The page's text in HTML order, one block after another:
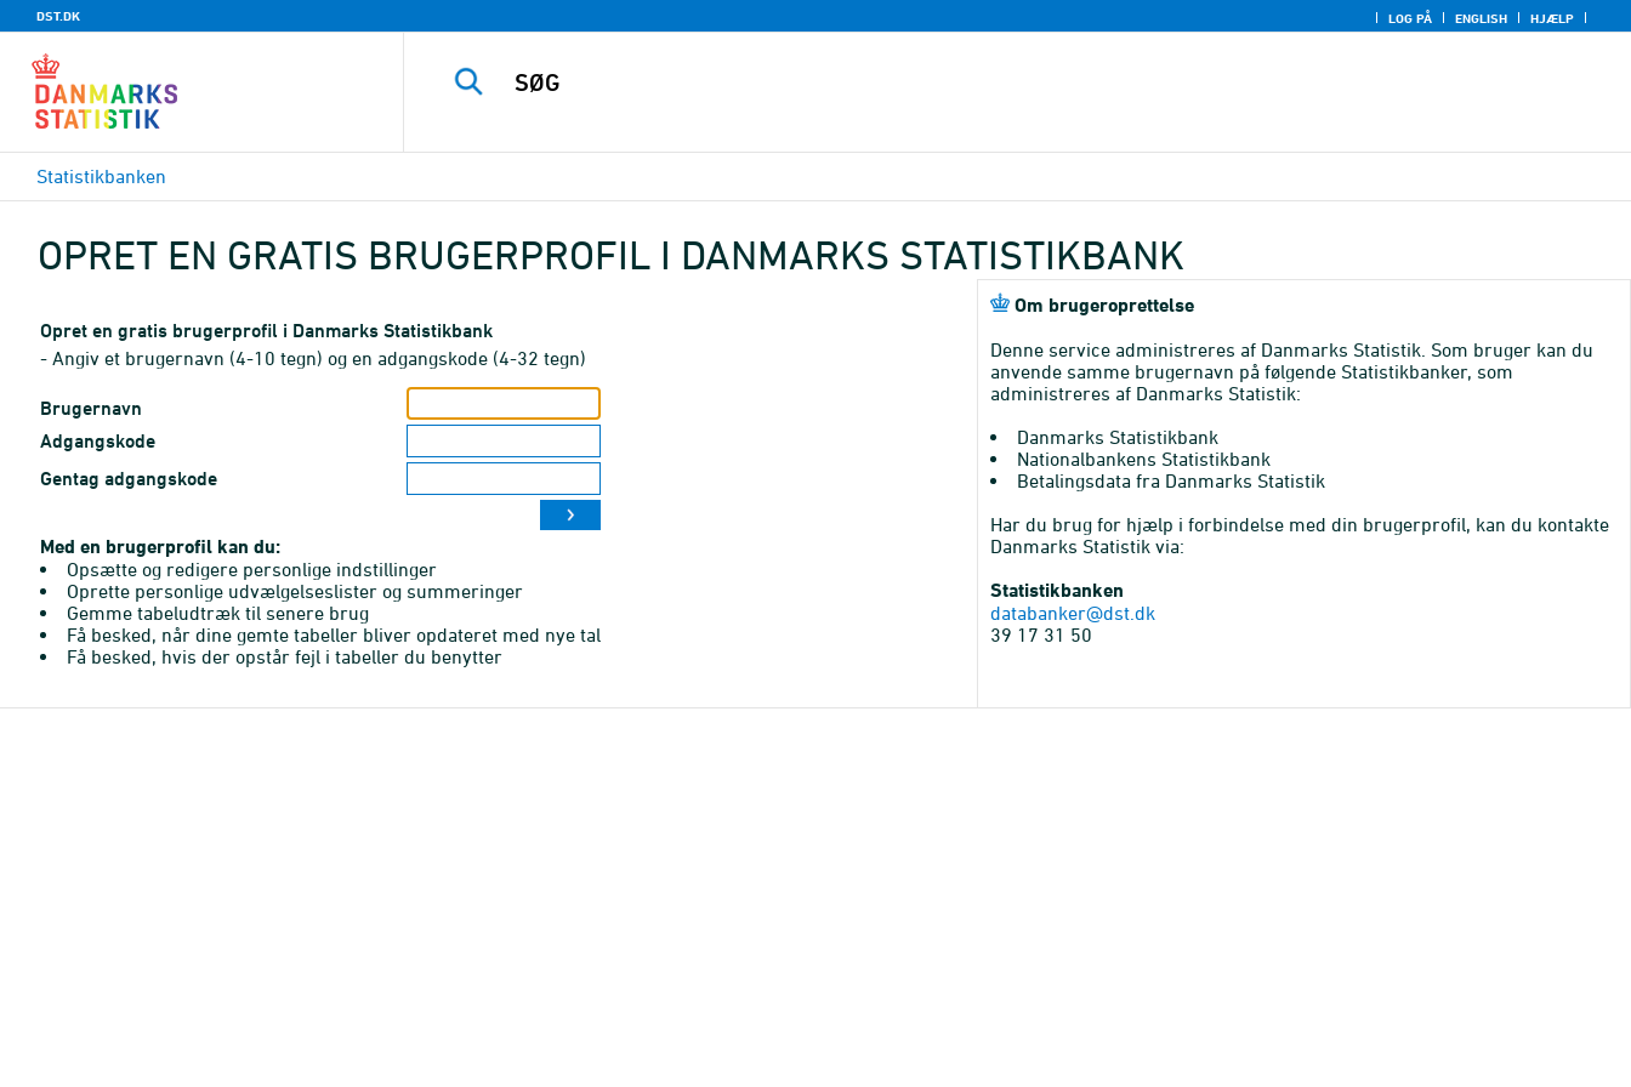
DST.DK LOG PÅ ENGLISH HJÆLP
Statistikbanken
OPRET EN GRATIS BRUGERPROFIL I DANMARKS STATISTIKBANK
Opret en gratis brugerprofil i Danmarks Statistikbank
- Angiv et brugernavn (4-10 tegn) og en adgangskode (4-32 tegn)
Brugernavn
Adgangskode
Gentag adgangskode
Med en brugerprofil kan du:
Opsætte og redigere personlige indstillinger
Oprette personlige udvælgelseslister og summeringer
Gemme tabeludtræk til senere brug
Få besked, når dine gemte tabeller bliver opdateret med nye tal
Få besked, hvis der opstår fejl i tabeller du benytter
Om brugeroprettelse
Denne service administreres af Danmarks Statistik. Som bruger kan du
anvende samme brugernavn på følgende Statistikbanker, som
administreres af Danmarks Statistik:
Danmarks Statistikbank
Nationalbankens Statistikbank
Betalingsdata fra Danmarks Statistik
Har du brug for hjælp i forbindelse med din brugerprofil, kan du kontakte
Danmarks Statistik via:
Statistikbanken
databanker@dst.dk
39 17 31 50